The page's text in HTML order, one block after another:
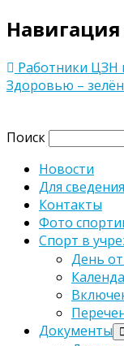
Работники ЦЗН
Здоровью –
Поиск
Новости
Для сведения
Контакты
Фото
Спорт в
День
Документы